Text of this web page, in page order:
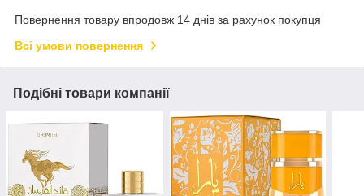
Повернення товару впродовж 14 днів за рахунок покупця
Всі умови повернення
Подібні товари компанії